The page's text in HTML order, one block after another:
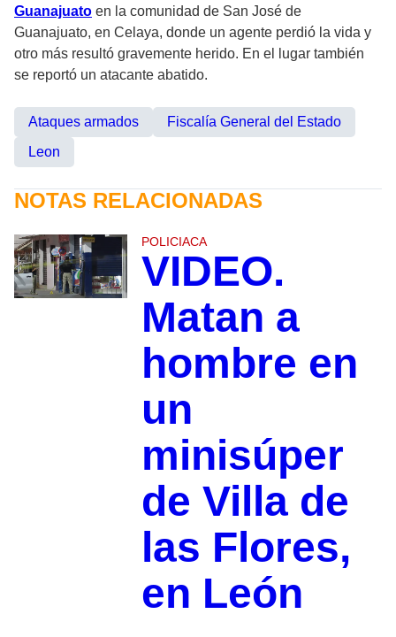
Guanajuato en la comunidad de San José de
Guanajuato, en Celaya, donde un agente perdió la vida y
otro más resultó gravemente herido. En el lugar también
se reportó un atacante abatido.
Ataques armados
Fiscalía General del Estado
Leon
NOTAS RELACIONADAS
POLICIACA
VIDEO.
Matan a
hombre en
un
minisúper
de Villa de
las Flores,
en León